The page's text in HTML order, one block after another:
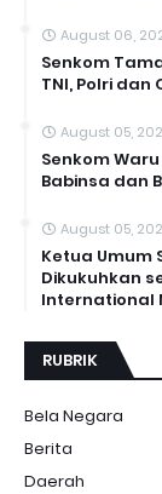
August 06,
Senkom
TNI, Polri dan
August 05,
Senkom
Babinsa dan
August 05,
Ketua Umum
Dikukuhkan
International
RUBRIK
Bela Negara
Berita
Daerah